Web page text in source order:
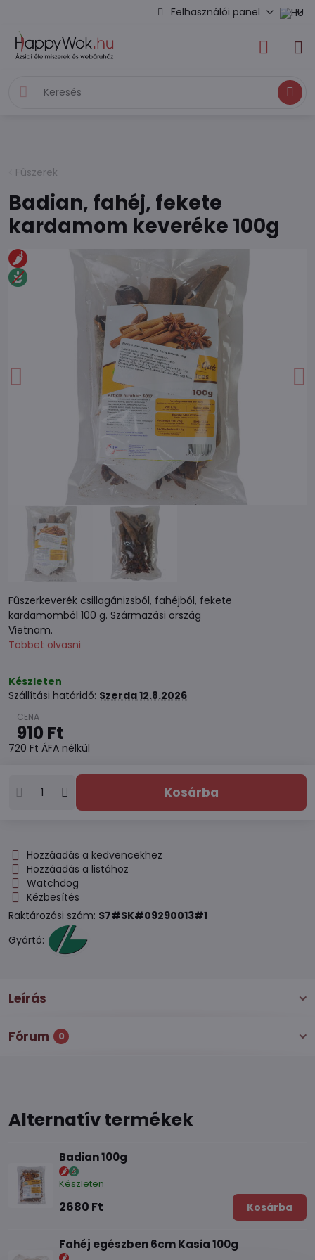
Felhasználói panel
Keresés
Fűszerek
Badian, fahéj, fekete
kardamom keveréke 100g
Fűszerkeverék csillagánizsból, fahéjból, fekete
kardamomból 100 g. Származási ország
Vietnam.
Többet olvasni
Készleten
Szállítási határidő: Szerda12.8.2026
910 Ft
720 Ft ÁFA nélkül
Kosárba
Hozzáadás a kedvencekhez
Hozzáadás a listához
Watchdog
Kézbesítés
Raktározási szám: S7#SK#09290013#1
Gyártó:
Leírás
Fórum 0
Alternatív termékek
Badian 100g
Készleten
2680 Ft Kosárba
Fahéj egészben 6cm Kasia 100g